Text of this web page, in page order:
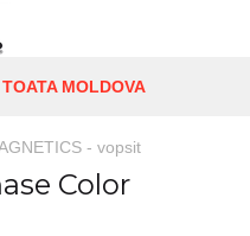
MOLDOVA
- vopsit
Color